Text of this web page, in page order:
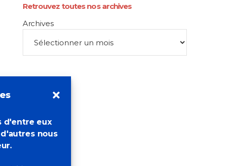
d'entre eux
nous
Retrouvez toutes nos archives
Archives